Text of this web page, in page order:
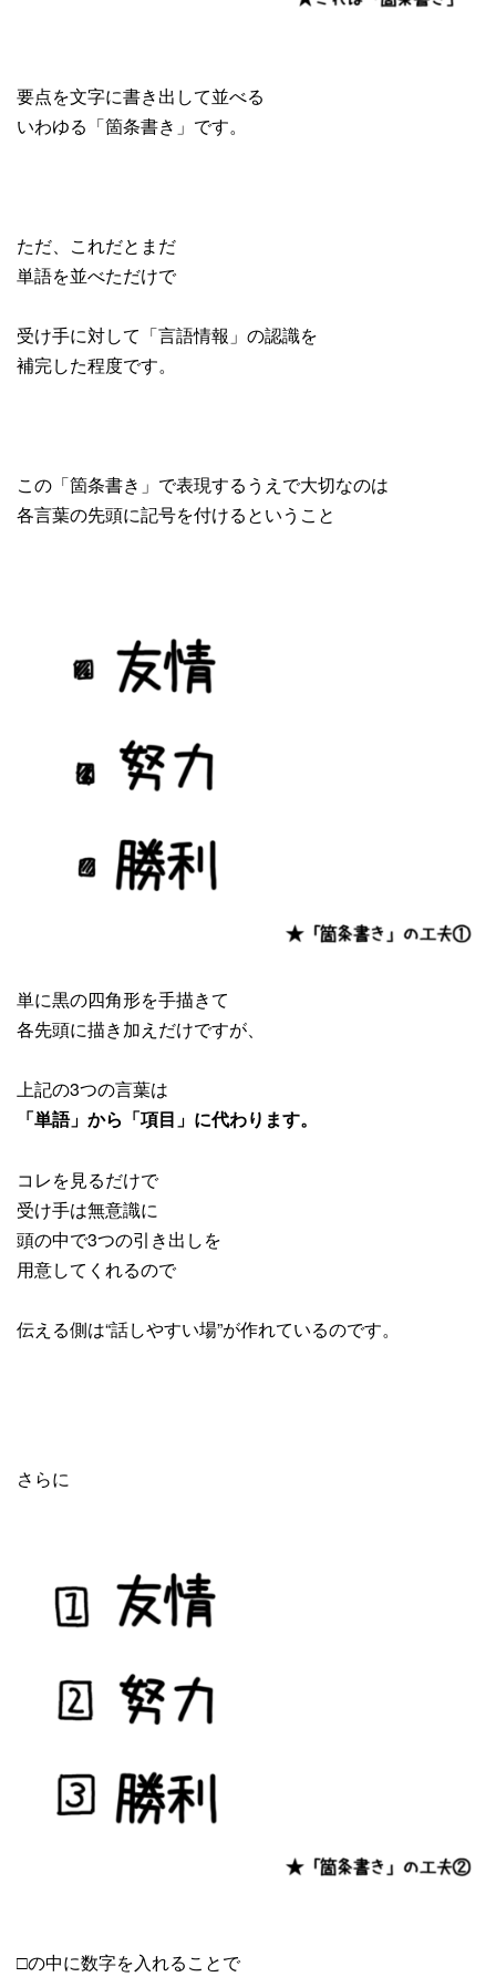
要点を文字に書き出して並べる
いわゆる「箇条書き」です。
ただ、これだとまだ
単語を並べただけで
受け手に対して「言語情報」の認識を
補完した程度です。
この「箇条書き」で表現するうえで大切なのは
各言葉の先頭に記号を付けるということ
単に黒の四角形を手描きて
各先頭に描き加えだけですが、
上記の3つの言葉は
「単語」から「項目」に代わります。
コレを見るだけで
受け手は無意識に
頭の中で3つの引き出しを
用意してくれるので
伝える側は“話しやすい場”が作れているのです。
さらに
□の中に数字を入れることで